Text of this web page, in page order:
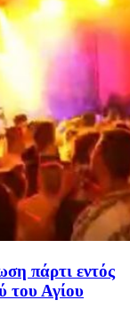
πάρτι εντός
του Αγίου